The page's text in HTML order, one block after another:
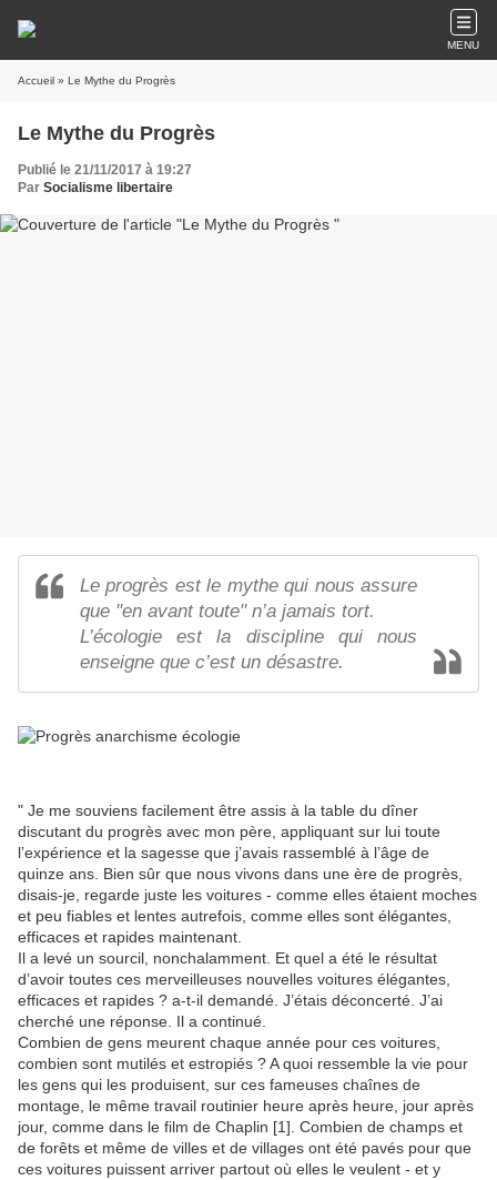
MENU
Accueil » Le Mythe du Progrès
Le Mythe du Progrès
Publié le 21/11/2017 à 19:27
Par Socialisme libertaire
Le progrès est le mythe qui nous assure
que "en avant toute" n’a jamais tort.
L’écologie est la discipline qui nous
enseigne que c’est un désastre.
" Je me souviens facilement être assis à la table du dîner
discutant du progrès avec mon père, appliquant sur lui toute
l’expérience et la sagesse que j’avais rassemblé à l’âge de
quinze ans. Bien sûr que nous vivons dans une ère de progrès,
disais-je, regarde juste les voitures - comme elles étaient moches
et peu fiables et lentes autrefois, comme elles sont élégantes,
efficaces et rapides maintenant.
Il a levé un sourcil, nonchalamment. Et quel a été le résultat
d’avoir toutes ces merveilleuses nouvelles voitures élégantes,
efficaces et rapides ? a-t-il demandé. J’étais déconcerté. J’ai
cherché une réponse. Il a continué.
Combien de gens meurent chaque année pour ces voitures,
combien sont mutilés et estropiés ? A quoi ressemble la vie pour
les gens qui les produisent, sur ces fameuses chaînes de
montage, le même travail routinier heure après heure, jour après
jour, comme dans le film de Chaplin [1]. Combien de champs et
de forêts et même de villes et de villages ont été pavés pour que
ces voitures puissent arriver partout où elles le veulent - et y